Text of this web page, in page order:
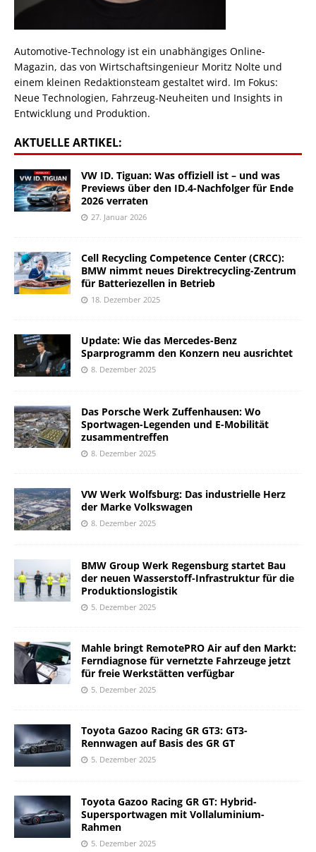
Automotive-Technology ist ein unabhängiges Online-
Magazin, das von Wirtschaftsingenieur Moritz Nolte und
einem kleinen Redaktionsteam gestaltet wird. Im Fokus:
Neue Technologien, Fahrzeug-Neuheiten und Insights in
Entwicklung und Produktion.
AKTUELLE ARTIKEL:
VW ID. Tiguan: Was offiziell ist – und was
Previews über den ID.4-Nachfolger für Ende
2026 verraten
27. Januar 2026
Cell Recycling Competence Center (CRCC):
BMW nimmt neues Direktrecycling-Zentrum
für Batteriezellen in Betrieb
18. Dezember 2025
Update: Wie das Mercedes-Benz
Sparprogramm den Konzern neu ausrichtet
8. Dezember 2025
Das Porsche Werk Zuffenhausen: Wo
Sportwagen-Legenden und E-Mobilität
zusammentreffen
8. Dezember 2025
VW Werk Wolfsburg: Das industrielle Herz
der Marke Volkswagen
8. Dezember 2025
BMW Group Werk Regensburg startet Bau
der neuen Wasserstoff-Infrastruktur für die
Produktionslogistik
5. Dezember 2025
Mahle bringt RemotePRO Air auf den Markt:
Ferndiagnose für vernetzte Fahrzeuge jetzt
für freie Werkstätten verfügbar
5. Dezember 2025
Toyota Gazoo Racing GR GT3: GT3-
Rennwagen auf Basis des GR GT
5. Dezember 2025
Toyota Gazoo Racing GR GT: Hybrid-
Supersportwagen mit Vollaluminium-
Rahmen
5. Dezember 2025